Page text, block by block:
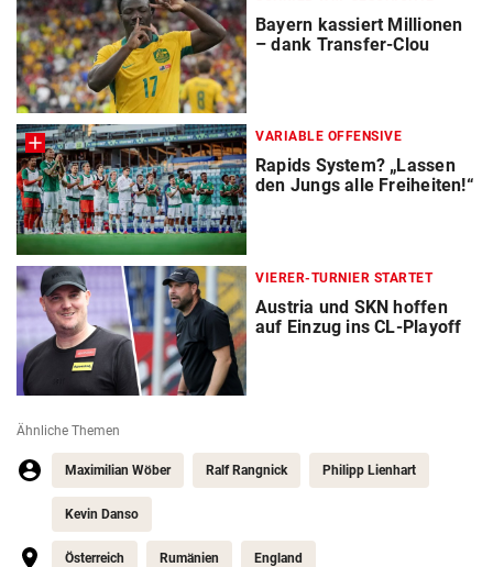
Bayern kassiert Millionen
– dank Transfer-Clou
VARIABLE OFFENSIVE
Rapids System? „Lassen
den Jungs alle Freiheiten!“
VIERER-TURNIER STARTET
Austria und SKN hoffen
auf Einzug ins CL-Playoff
Ähnliche Themen
Maximilian Wöber Ralf Rangnick Philipp Lienhart
Kevin Danso
Österreich Rumänien England